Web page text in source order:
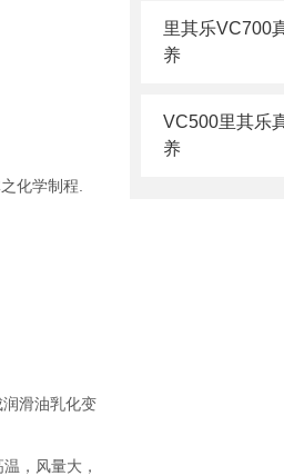
里其乐VC700
养
VC500里其乐
养
化学制程.
滑油乳化变
，风量大，